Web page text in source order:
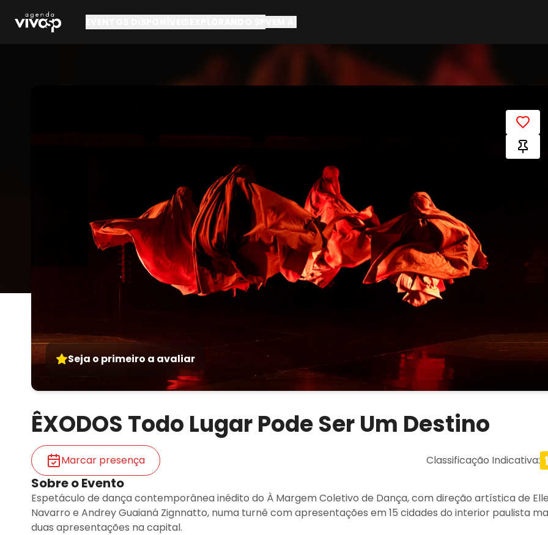
Seja o primeiro a avaliar
ÊXODOS Todo Lugar Pode Ser Um Destino
Marcar presença Classificação Indicativa:
Sobre o Evento
Espetáculo de dança contemporânea inédito do À Margem Coletivo de Dança, com direção artística de
Navarro e Andrey Guaianá Zignnatto, numa turnê com apresentações em 15 cidades do interior paulista
duas apresentações na capital.